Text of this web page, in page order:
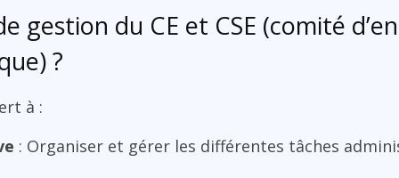
gestion du CE et CSE (comité
?
à :
: Organiser et gérer les différentes tâches